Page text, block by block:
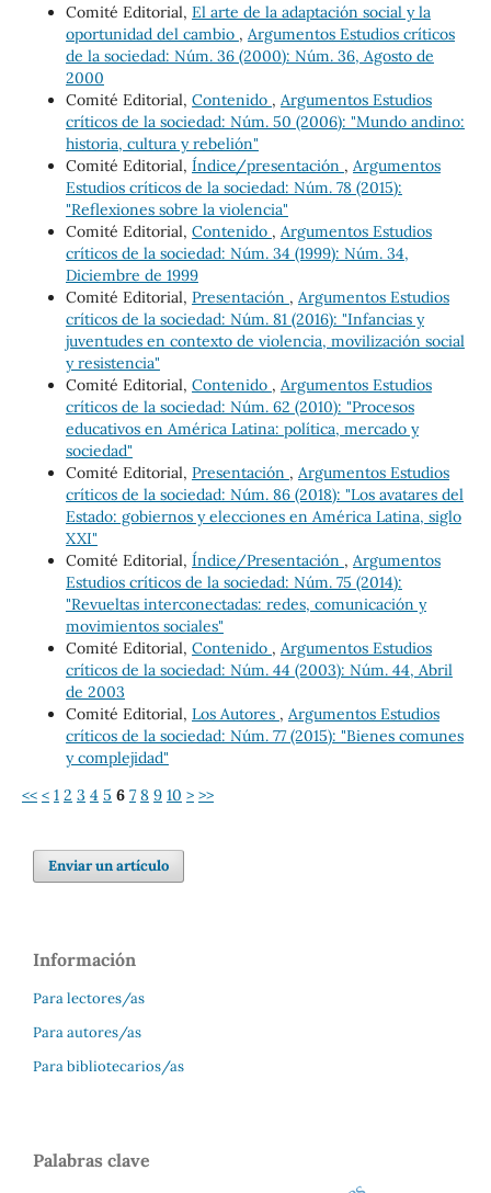
Comité Editorial, El arte de la adaptación social y la
oportunidad del cambio , Argumentos Estudios críticos
de la sociedad: Núm. 36 (2000): Núm. 36, Agosto de
2000
Comité Editorial, Contenido , Argumentos Estudios
críticos de la sociedad: Núm. 50 (2006): "Mundo andino:
historia, cultura y rebelión"
Comité Editorial, Índice/presentación , Argumentos
Estudios críticos de la sociedad: Núm. 78 (2015):
"Reflexiones sobre la violencia"
Comité Editorial, Contenido , Argumentos Estudios
críticos de la sociedad: Núm. 34 (1999): Núm. 34,
Diciembre de 1999
Comité Editorial, Presentación , Argumentos Estudios
críticos de la sociedad: Núm. 81 (2016): "Infancias y
juventudes en contexto de violencia, movilización social
y resistencia"
Comité Editorial, Contenido , Argumentos Estudios
críticos de la sociedad: Núm. 62 (2010): "Procesos
educativos en América Latina: política, mercado y
sociedad"
Comité Editorial, Presentación , Argumentos Estudios
críticos de la sociedad: Núm. 86 (2018): "Los avatares del
Estado: gobiernos y elecciones en América Latina, siglo
XXI"
Comité Editorial, Índice/Presentación , Argumentos
Estudios críticos de la sociedad: Núm. 75 (2014):
"Revueltas interconectadas: redes, comunicación y
movimientos sociales"
Comité Editorial, Contenido , Argumentos Estudios
críticos de la sociedad: Núm. 44 (2003): Núm. 44, Abril
de 2003
Comité Editorial, Los Autores , Argumentos Estudios
críticos de la sociedad: Núm. 77 (2015): "Bienes comunes
y complejidad"
<< < 1 2 3 4 5 6 7 8 9 10 > >>
Enviar un artículo
Información
Para lectores/as
Para autores/as
Para bibliotecarios/as
Palabras clave